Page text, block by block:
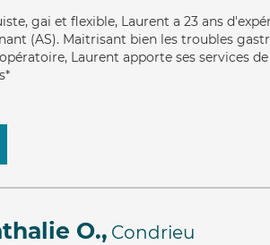
, gai et flexible, Laurent a 23 ans
(AS). Maitrisant bien les troubles
Laurent apporte ses services
O., Condrieu